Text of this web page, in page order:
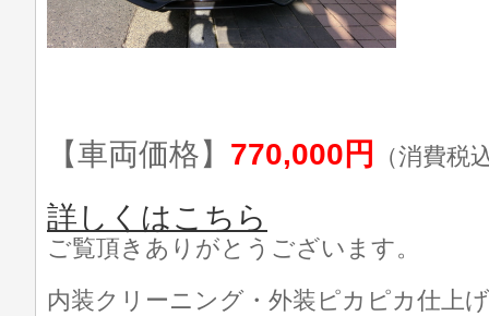
【車両価格】 770,000円 （消費税
詳しくはこちら
ご覧頂きありがとうございます。
内装クリーニング・外装ピカピカ仕上